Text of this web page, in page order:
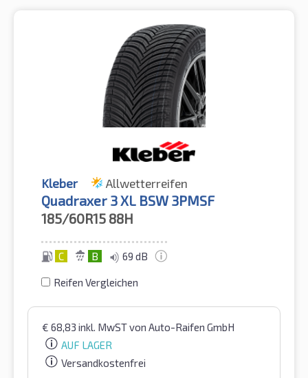
Kleber Allwetterreifen
Quadraxer 3 XL BSW 3PMSF
185/60R15 88H
C B 69 dB
Reifen Vergleichen
€ 68,83 inkl. MwSTvon Auto-Raifen GmbH
AUF LAGER
Versandkostenfrei